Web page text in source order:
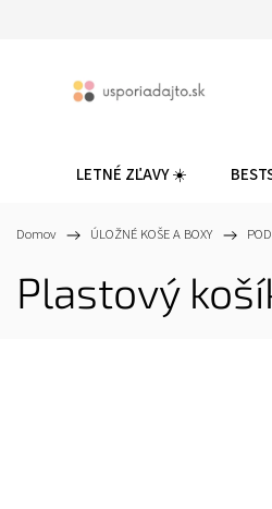
LETNÉ ZĽAVY ☀️
Domov / ÚLOŽNÉ KOŠE A BOXY /
Plastový